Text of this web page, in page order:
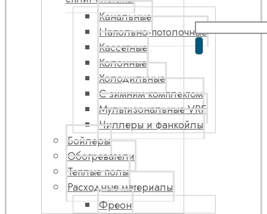
Канальные
Напольно-потолочные
Кассетные
Колонные
Холодильные
С зимним комплектом
Мультизональные VRF
Чиллеры и фанкойлы
Бойлеры
Обогреватели
Теплые полы
Расходные материалы
Фреон